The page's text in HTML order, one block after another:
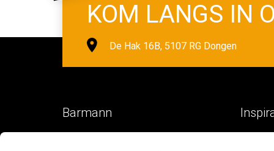
KOM LANGS IN
De Hak 16B, 5107 RG Dongen
Barmann